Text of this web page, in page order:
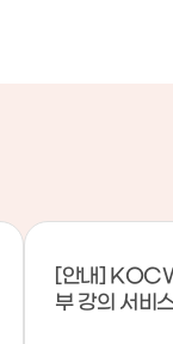
[안내]
부 강의 서비